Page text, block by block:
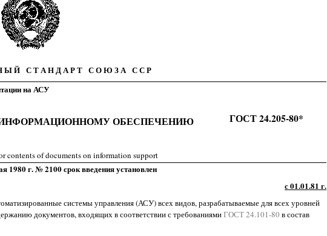
Ы Й С Т А Н Д А Р Т С О Ю З А С С Р
на АСУ
ГОСТ 24.205-80*
ОБЕСПЕЧЕНИЮ
contents of documents on information support
1980 г. № 2100 срок введения установлен
с 01.01.81 г.
системы управления (АСУ) всех видов, разрабатываемые для всех уровней
документов, входящих в соответствии с требованиямиГОСТ 24.101-80 в состав